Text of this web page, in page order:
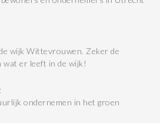
wijk Wittevrouwen. Zeker de
wat er leeft in de wijk!
ondernemen in het groen